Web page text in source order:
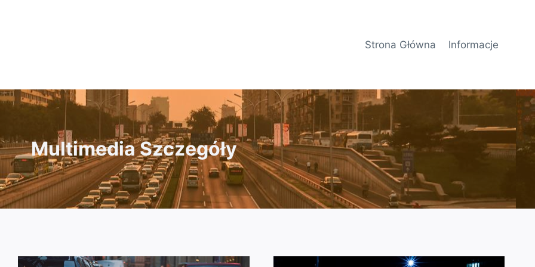
Strona Główna Informacje
Multimedia Szczegóły